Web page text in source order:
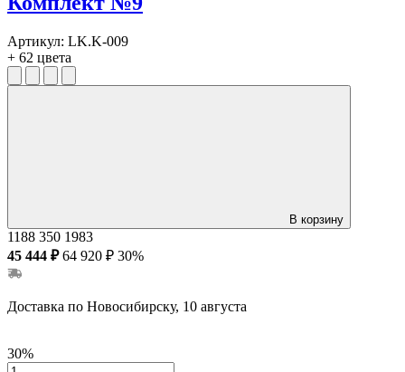
Артикул: LK.K-009
+ 62 цвета
В корзину
1188 350 1983
45 444 ₽ 64 920 ₽ 30%
Доставка по Новосибирску, 10 августа
30%